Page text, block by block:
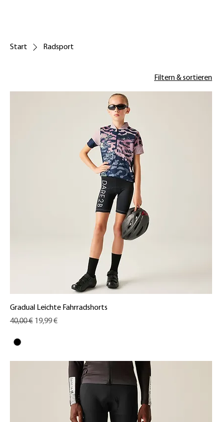
Start Radsport
Filtern & sortieren
Gradual Leichte Fahrradshorts
Standardpreis
40,00 € Sale-Preis
19,99 €